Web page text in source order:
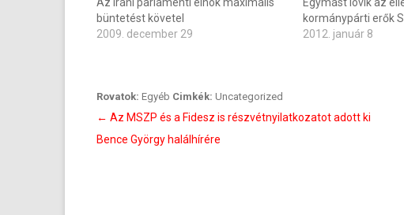
büntetést követel
2009. december 29
kormánypárti erők
2012. január 8
Rovatok: Egyéb Cimkék: Uncategorized
Bejegyzés
navigáció
← Az MSZP és a Fidesz is részvétnyilatkozatot adott ki
Bence György halálhírére